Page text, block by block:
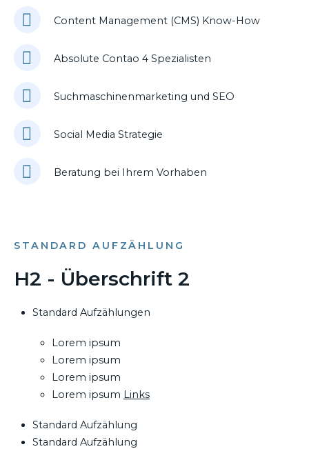
Content Management (CMS) Know-How
Absolute Contao 4 Spezialisten
Suchmaschinenmarketing und SEO
Social Media Strategie
Beratung bei Ihrem Vorhaben
STANDARD AUFZÄHLUNG
H2 - Überschrift 2
Standard Aufzählungen
Lorem ipsum
Lorem ipsum
Lorem ipsum
Lorem ipsum Links
Standard Aufzählung
Standard Aufzählung